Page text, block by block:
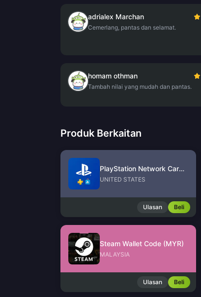
adrialex Marchan
Cemerlang, pantas dan selamat.
homam othman
Tambah nilai yang mudah dan pantas.
Produk Berkaitan
PlayStation Network Card (US)
UNITED STATES
Ulasan Beli
Steam Wallet Code (MYR)
MALAYSIA
Ulasan Beli